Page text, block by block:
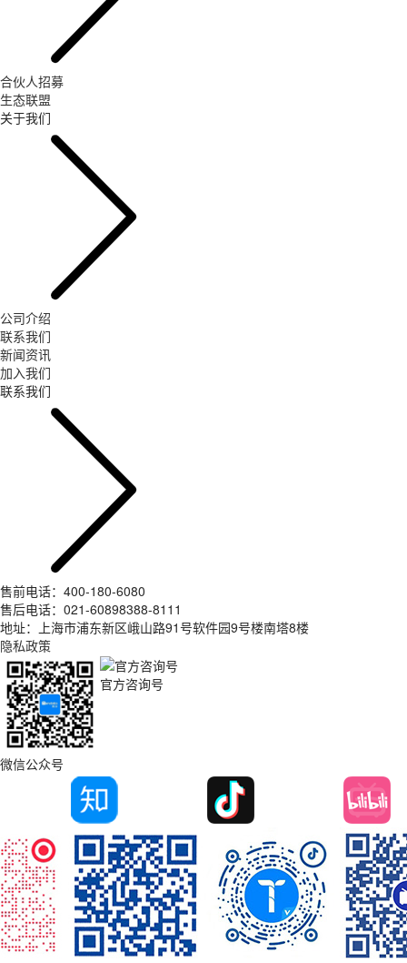
合伙人招募
生态联盟
关于我们
公司介绍
联系我们
新闻资讯
加入我们
联系我们
售前电话：400-180-6080
售后电话：021-60898388-8111
地址：上海市浦东新区峨山路91号软件园9号楼南塔8楼
隐私政策
微信公众号
官方咨询号